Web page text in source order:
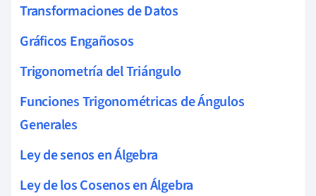
Transformaciones de Datos
Gráficos Engañosos
Trigonometría del Triángulo
Funciones Trigonométricas de Ángulos
Generales
Ley de senos en Álgebra
Ley de los Cosenos en Álgebra